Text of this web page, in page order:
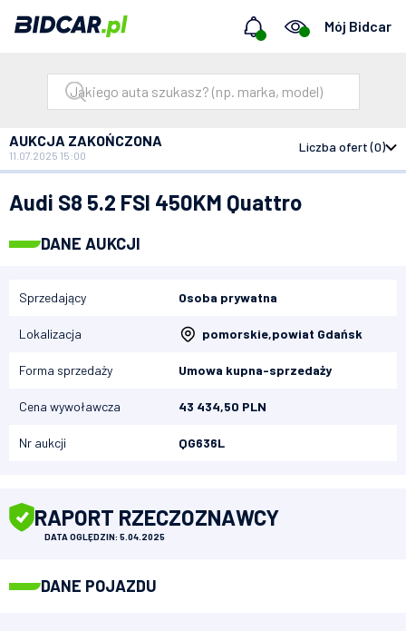
Mój Bidcar
Bidcar Aukcje
AUKCJA ZAKOŃCZONA
11.07.2025 15:00
Liczba ofert (0)
Audi S8 5.2 FSI 450KM Quattro
DANE AUKCJI
Sprzedający Osoba prywatna
Lokalizacja pomorskie,powiat Gdańsk
Forma sprzedaży Umowa kupna-sprzedaży
Cena wywoławcza 43 434,50 PLN
Nr aukcji QG636L
RAPORT RZECZOZNAWCY
DATA OGLĘDZIN: 5.04.2025
DANE POJAZDU